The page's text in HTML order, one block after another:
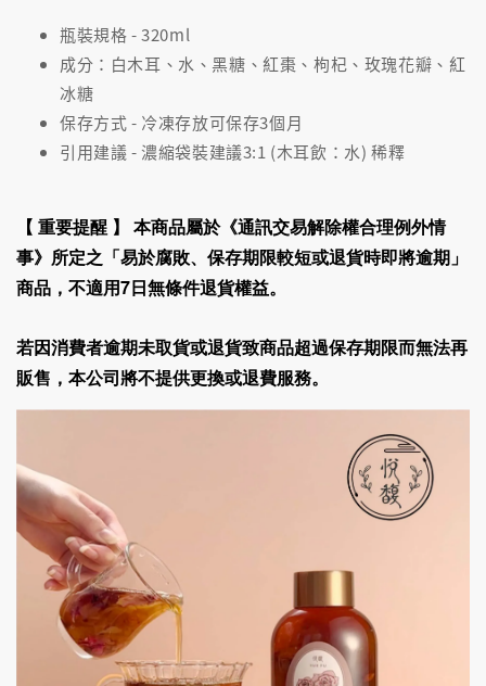
瓶裝規格 - 320ml
成分：白木耳、水、黑糖、紅棗、枸杞、玫瑰花瓣、紅
冰糖
保存方式 - 冷凍存放可保存3個月
引用建議 - 濃縮袋裝建議3:1 (木耳飲：水) 稀釋
【 重要提醒 】 本商品屬於《通訊交易解除權合理例外情
事》所定之「易於腐敗、保存期限較短或退貨時即將逾期」
商品， 不適用7日無條件退貨權益。
若因消費者逾期未取貨或退貨致商品超過保存期限而無法再
販售， 本公司將不提供更換或退費服務。